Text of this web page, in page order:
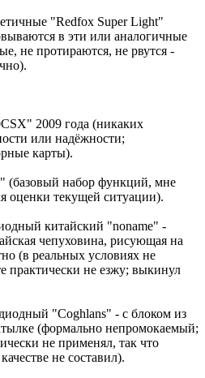
"Redfox Super Light"
в эти или аналогичные
не протираются, не рвутся -
2009 года (никаких
или надёжности;
карты).
(базовый набор функций, мне
оценки текущей ситуации).
китайский "noname" -
чепуховина, рисующая на
(в реальных условиях не
практически не езжу; выкинул
"Coghlans" - с блоком из
(формально непромокаемый;
не применял, так что
не составил).